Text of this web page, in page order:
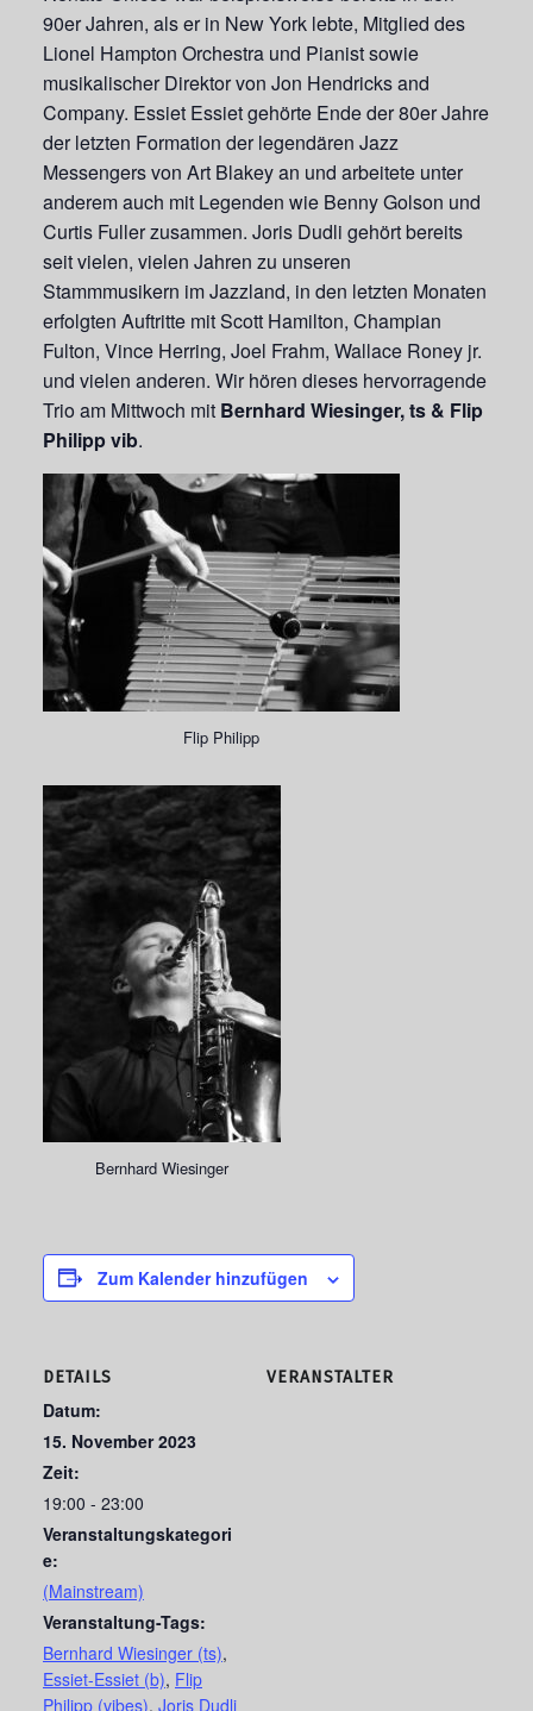
90er Jahren, als er in New York lebte, Mitglied des
Lionel Hampton Orchestra und Pianist sowie
musikalischer Direktor von Jon Hendricks and
Company. Essiet Essiet gehörte Ende der 80er Jahre
der letzten Formation der legendären Jazz
Messengers von Art Blakey an und arbeitete unter
anderem auch mit Legenden wie Benny Golson und
Curtis Fuller zusammen. Joris Dudli gehört bereits
seit vielen, vielen Jahren zu unseren
Stammmusikern im Jazzland, in den letzten Monaten
erfolgten Auftritte mit Scott Hamilton, Champian
Fulton, Vince Herring, Joel Frahm, Wallace Roney jr.
und vielen anderen. Wir hören dieses hervorragende
Trio am Mittwoch mit Bernhard Wiesinger, ts & Flip
Philipp vib.
Flip Philipp
Bernhard Wiesinger
Zum Kalender hinzufügen
DETAILS
Datum:
15. November 2023
Zeit:
19:00 - 23:00
Veranstaltungskategori
e:
(Mainstream)
Veranstaltung-Tags:
Bernhard Wiesinger (ts),
Essiet-Essiet (b), Flip
Philipp (vibes), Joris Dudli
VERANSTALTER